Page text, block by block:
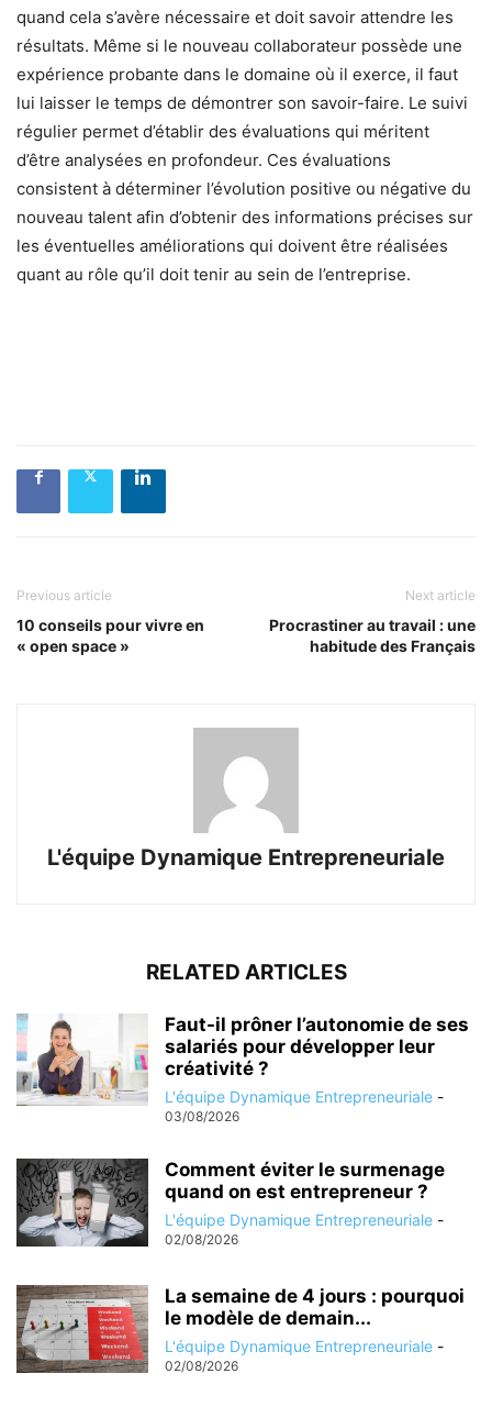
quand cela s’avère nécessaire et doit savoir attendre les
résultats. Même si le nouveau collaborateur possède une
expérience probante dans le domaine où il exerce, il faut
lui laisser le temps de démontrer son savoir-faire. Le suivi
régulier permet d’établir des évaluations qui méritent
d’être analysées en profondeur. Ces évaluations
consistent à déterminer l’évolution positive ou négative du
nouveau talent afin d’obtenir des informations précises sur
les éventuelles améliorations qui doivent être réalisées
quant au rôle qu’il doit tenir au sein de l’entreprise.
Previous article
10 conseils pour vivre en
« open space »
Next article
Procrastiner au travail : une
habitude des Français
L'équipe Dynamique Entrepreneuriale
RELATED ARTICLES
Faut-il prôner l’autonomie de ses
salariés pour développer leur
créativité ?
L'équipe Dynamique Entrepreneuriale -
03/08/2026
Comment éviter le surmenage
quand on est entrepreneur ?
L'équipe Dynamique Entrepreneuriale -
02/08/2026
La semaine de 4 jours : pourquoi
le modèle de demain...
L'équipe Dynamique Entrepreneuriale -
02/08/2026